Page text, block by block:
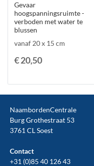
Gevaar
hoogspanningsruimte -
verboden met water te
blussen
vanaf 20 x 15 cm
€ 20,50
NaambordenCentrale
Burg Grothestraat 53
3761 CL Soest
Contact
+31 (0)85 40 126 43